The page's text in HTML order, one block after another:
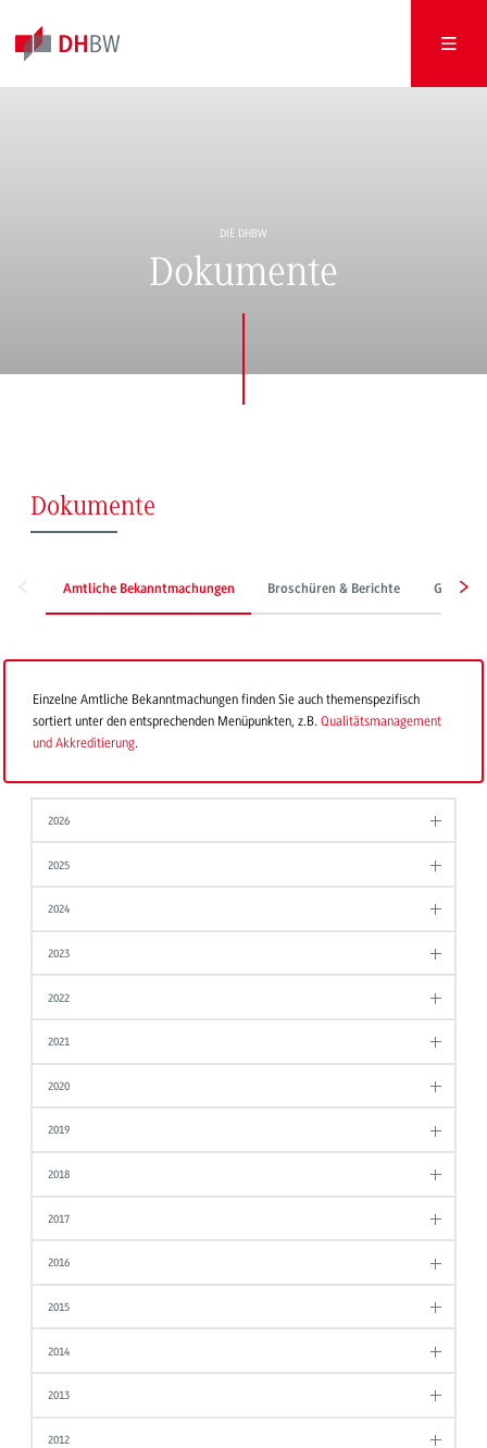
DIE DHBW
Dokumente
Dokumente
Amtliche Bekanntmachungen Broschüren & Berichte
Einzelne Amtliche Bekanntmachungen finden Sie auch themenspezifisch
sortiert unter den entsprechenden Menüpunkten, z.B. Qualitätsmanagement
und Akkreditierung.
2026
2025
2024
2023
2022
2021
2020
2019
2018
2017
2016
2015
2014
2013
2012